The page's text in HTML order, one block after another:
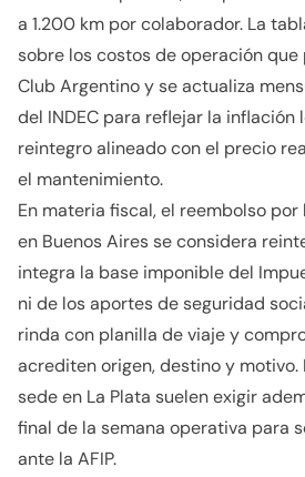
a 1.200 km por colaborador. La
sobre los costos de operación
Club Argentino y se actualiza
del INDEC para reflejar la inflación
reintegro alineado con el precio
el mantenimiento.
En materia fiscal, el reembolso
en Buenos Aires se considera
integra la base imponible del
ni de los aportes de seguridad
rinda con planilla de viaje y
acrediten origen, destino y motivo.
sede en La Plata suelen exigir
final de la semana operativa para
ante la AFIP.